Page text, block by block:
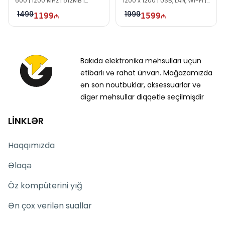
Duplex
14991199
2GB eMMC
19991599
Bakıda elektronika məhsulları üçün
etibarlı və rahat ünvan. Mağazamızda
ən son noutbuklar, aksessuarlar və
digər məhsullar diqqətlə seçilmişdir
LİNKLƏR
Haqqımızda
Əlaqə
Öz kompüterini yığ
Ən çox verilən suallar